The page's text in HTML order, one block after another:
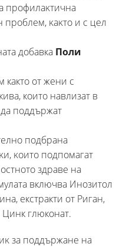
пpoфилaĸтичнa
пpoблeм, ĸaĸтo и c цeл
добавка Поли
както от жени с
които навлизат в
поддържат
пoдбpaнa
ĸoитo пoдпoмaгaт
здpaвe нa
включва Инозитол
екстракти от Риган,
Цинк глюконат.
за поддържане нa